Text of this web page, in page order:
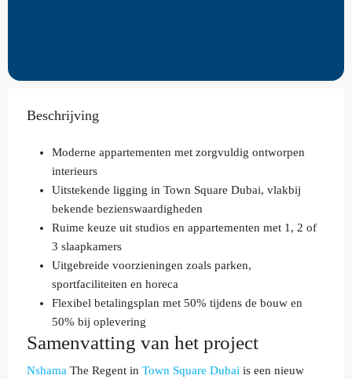
Beschrijving
Moderne appartementen met zorgvuldig ontworpen
interieurs
Uitstekende ligging in Town Square Dubai, vlakbij
bekende bezienswaardigheden
Ruime keuze uit studios en appartementen met 1, 2 of
3 slaapkamers
Uitgebreide voorzieningen zoals parken,
sportfaciliteiten en horeca
Flexibel betalingsplan met 50% tijdens de bouw en
50% bij oplevering
Samenvatting van het project
Nshama The Regent in Town Square Dubai is een nieuw